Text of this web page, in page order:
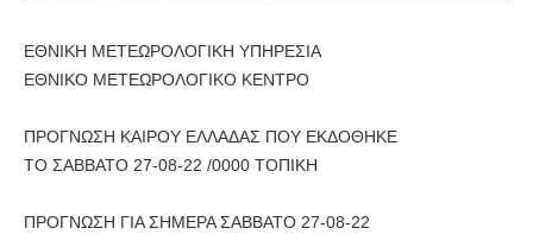
ΕΘΝΙΚΗ ΜΕΤΕΩΡΟΛΟΓΙΚΗ ΥΠΗΡΕΣΙΑ
ΕΘΝΙΚΟ ΜΕΤΕΩΡΟΛΟΓΙΚΟ ΚΕΝΤΡΟ
ΠΡΟΓΝΩΣΗ ΚΑΙΡΟΥ ΕΛΛΑΔΑΣ ΠΟΥ ΕΚΔΟΘΗΚΕ
ΤΟ ΣΑΒΒΑΤΟ 27-08-22 /0000 ΤΟΠΙΚΗ
ΠΡΟΓΝΩΣΗ ΓΙΑ ΣΗΜΕΡΑ ΣΑΒΒΑΤΟ 27-08-22